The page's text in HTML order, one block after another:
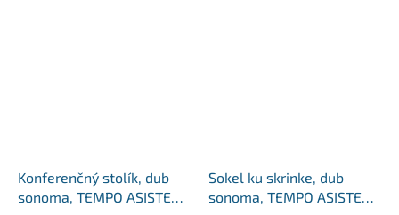
Konferenčný stolík, dub
sonoma, TEMPO ASISTENT
Sokel ku skrinke, dub
sonoma, TEMPO ASISTENT